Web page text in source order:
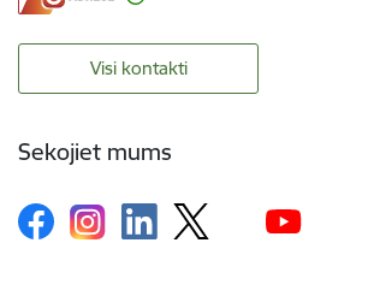
Visi kontakti
Sekojiet mums